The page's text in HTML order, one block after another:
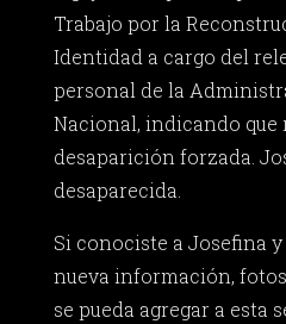
Trabajo por la
Identidad a cargo del
personal de la
Nacional, indicando que
desaparición forzada.
desaparecida.
Si conociste a Josefina
nueva información,
se pueda agregar a esta